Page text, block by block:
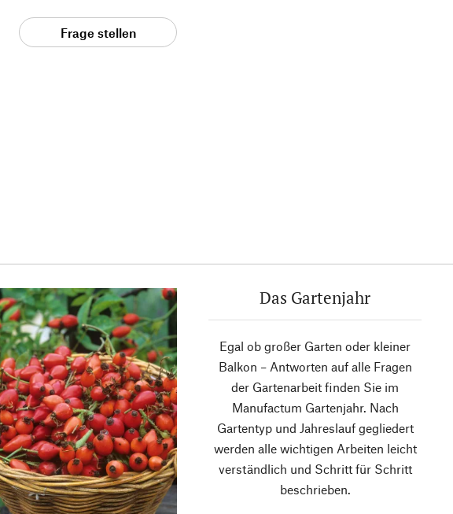
Frage stellen
Das Gartenjahr
Egal ob großer Garten oder kleiner
Balkon – Antworten auf alle Fragen
der Gartenarbeit finden Sie im
Manufactum Gartenjahr. Nach
Gartentyp und Jahreslauf gegliedert
werden alle wichtigen Arbeiten leicht
verständlich und Schritt für Schritt
beschrieben.